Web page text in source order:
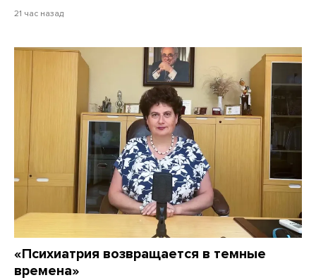
21 час назад
«Психиатрия возвращается в темные
времена»